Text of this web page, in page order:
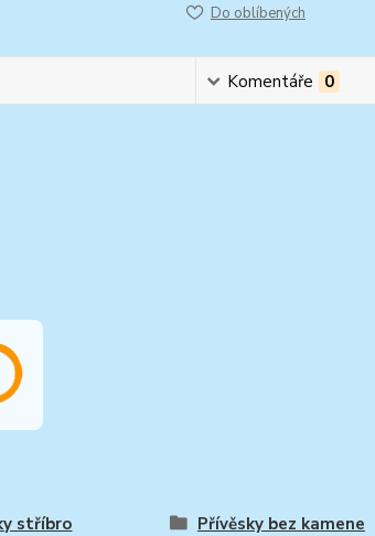
Do oblíbených
Komentáře 0
stříbro Přívěsky bez kamene